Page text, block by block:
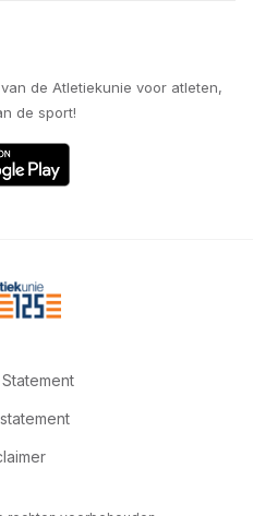
de Atletiekunie voor atleten,
de sport!